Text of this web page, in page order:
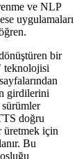
ve NLP
uygulamaları
bir
teknolojisi
girdilerini
doğru
üretmek için
Bu